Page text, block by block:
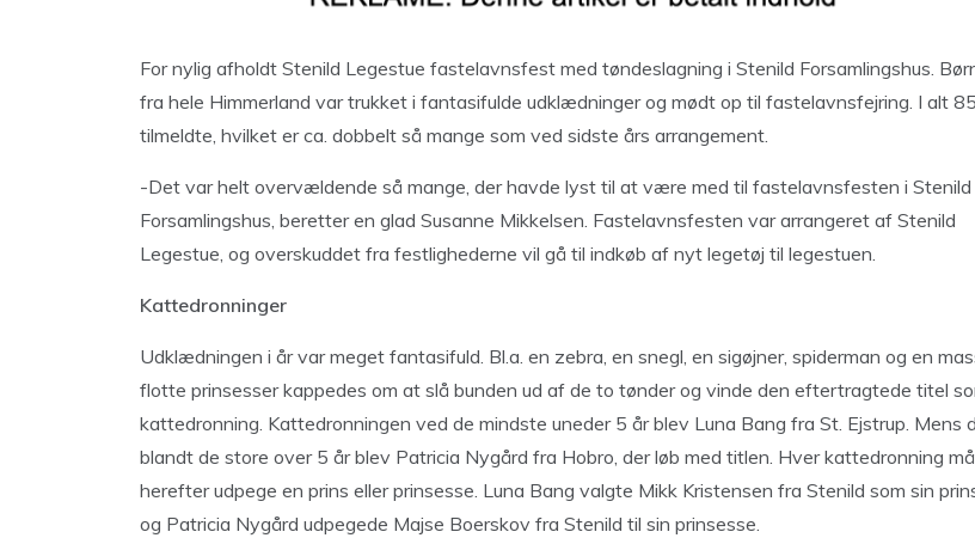
For nylig afholdt Stenild Legestue fastelavnsfest med tøndeslagning i Stenild Forsamlingshus.
fra hele Himmerland var trukket i fantasifulde udklædninger og mødt op til fastelavnsfejring. I alt 85
tilmeldte, hvilket er ca. dobbelt så mange som ved sidste års arrangement.
-Det var helt overvældende så mange, der havde lyst til at være med til fastelavnsfesten i Stenild
Forsamlingshus, beretter en glad Susanne Mikkelsen. Fastelavnsfesten var arrangeret af Stenild
Legestue, og overskuddet fra festlighederne vil gå til indkøb af nyt legetøj til legestuen.
Kattedronninger
Udklædningen i år var meget fantasifuld. Bl.a. en zebra, en snegl, en sigøjner, spiderman og en
flotte prinsesser kappedes om at slå bunden ud af de to tønder og vinde den eftertragtede titel
kattedronning. Kattedronningen ved de mindste uneder 5 år blev Luna Bang fra St. Ejstrup. Mens
blandt de store over 5 år blev Patricia Nygård fra Hobro, der løb med titlen. Hver kattedronning
herefter udpege en prins eller prinsesse. Luna Bang valgte Mikk Kristensen fra Stenild som sin
og Patricia Nygård udpegede Majse Boerskov fra Stenild til sin prinsesse.